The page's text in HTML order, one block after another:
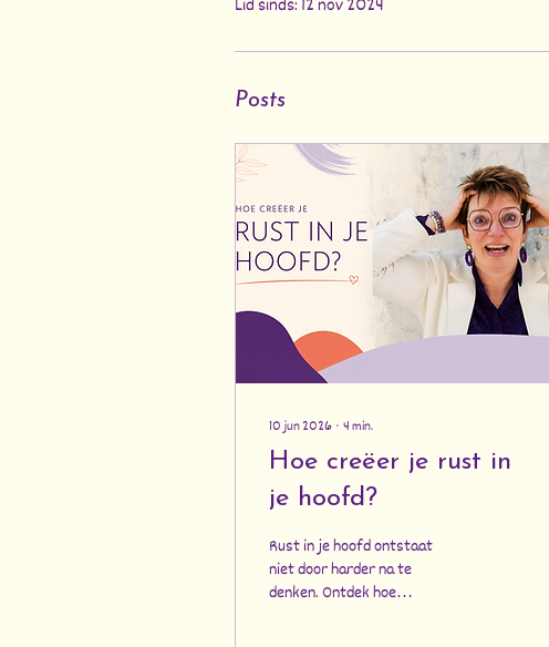
Posts
10 jun 2026 ∙ 4min.
Hoe creëer je rust in
je hoofd?
Rust in je hoofd ontstaat
niet door harder na te
denken. Ontdek hoe